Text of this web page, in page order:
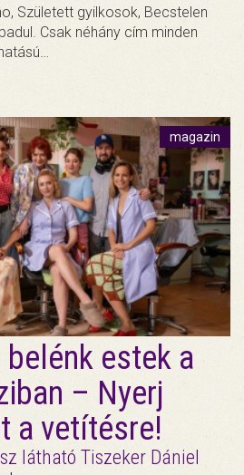
Született gyilkosok, Becstelen
Csak néhány cím minden
magazin
belénk estek a
– Nyerj
a vetítésre!
látható Tiszeker Dániel